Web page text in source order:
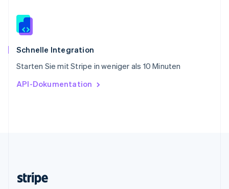
Schnelle Integration
Starten Sie mit Stripe in weniger als 10 Minuten
API-Dokumentation
Spanien
Thailand
ไทยEnglish
English
English